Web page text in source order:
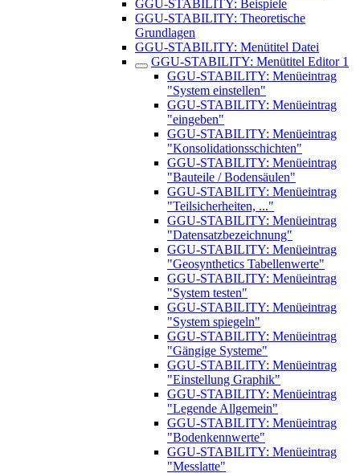
GGU-STABILITY: Beispiele
GGU-STABILITY: Theoretische
Grundlagen
GGU-STABILITY: Menütitel Datei
GGU-STABILITY: Menütitel Editor 1
GGU-STABILITY: Menüeintrag
"System einstellen"
GGU-STABILITY: Menüeintrag
"eingeben"
GGU-STABILITY: Menüeintrag
"Konsolidationsschichten"
GGU-STABILITY: Menüeintrag
"Bauteile / Bodensäulen"
GGU-STABILITY: ​Menüeintrag
"Teilsicherheiten, ..."
GGU-STABILITY: Menüeintrag
"Datensatzbezeichnung"
GGU-STABILITY: Menüeintrag
"Geosynthetics Tabellenwerte"
GGU-STABILITY: Menüeintrag
"System testen"
GGU-STABILITY: Menüeintrag
"System spiegeln"
GGU-STABILITY: Menüeintrag
"Gängige Systeme"
GGU-STABILITY: Menüeintrag
"Einstellung Graphik"
GGU-STABILITY: Menüeintrag
"Legende Allgemein"
GGU-STABILITY: Menüeintrag
"Bodenkennwerte"
GGU-STABILITY: Menüeintrag
"Messlatte"